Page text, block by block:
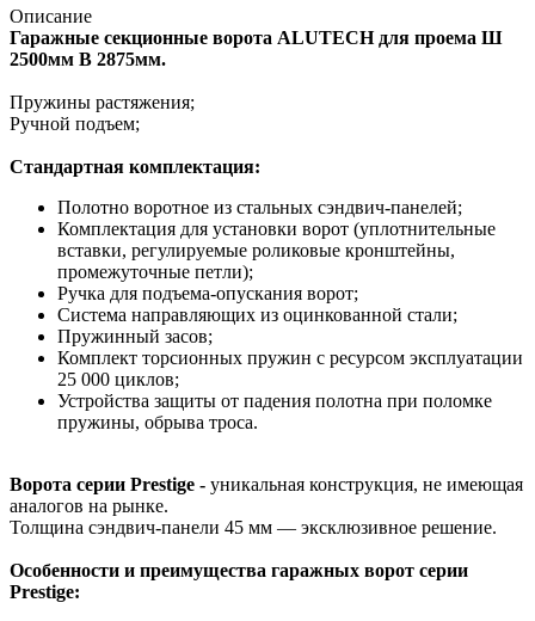
Описание
Гаражные секционные ворота ALUTECH для проема Ш
2500мм В 2875мм.
Пружины растяжения;
Ручной подъем;
Стандартная комплектация:
Полотно воротное из стальных сэндвич-панелей;
Комплектация для установки ворот (уплотнительные
вставки, регулируемые роликовые кронштейны,
промежуточные петли);
Ручка для подъема-опускания ворот;
Система направляющих из оцинкованной стали;
Пружинный засов;
Комплект торсионных пружин с ресурсом эксплуатации
25 000 циклов;
Устройства защиты от падения полотна при поломке
пружины, обрыва троса.
Ворота серии Prestige - уникальная конструкция, не имеющая
аналогов на рынке.
Толщина сэндвич-панели 45 мм — эксклюзивное решение.
Особенности и преимущества гаражных ворот серии
Prestige: